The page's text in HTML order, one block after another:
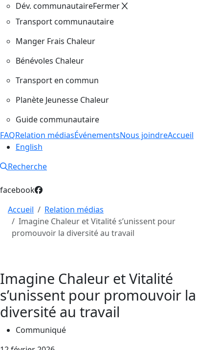
Dév. communautaireFermer
Transport communautaire
Manger Frais Chaleur
Bénévoles Chaleur
Transport en commun
Planète Jeunesse Chaleur
Guide communautaire
FAQRelation médiasÉvénementsNous joindreAccueil
English
Recherche
facebook
Accueil
Relation médias
Imagine Chaleur et Vitalité s’unissent pour
promouvoir la diversité au travail
Imagine Chaleur et Vitalité
s’unissent pour promouvoir la
diversité au travail
Communiqué